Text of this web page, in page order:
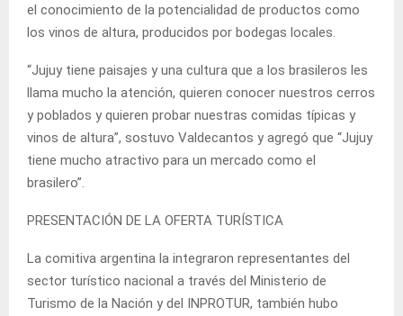
el conocimiento de la potencialidad de productos como
los vinos de altura, producidos por bodegas locales.
“Jujuy tiene paisajes y una cultura que a los brasileros les
llama mucho la atención, quieren conocer nuestros cerros
y poblados y quieren probar nuestras comidas típicas y
vinos de altura”, sostuvo Valdecantos y agregó que “Jujuy
tiene mucho atractivo para un mercado como el
brasilero”.
PRESENTACIÓN DE LA OFERTA TURÍSTICA
La comitiva argentina la integraron representantes del
sector turístico nacional a través del Ministerio de
Turismo de la Nación y del INPROTUR, también hubo